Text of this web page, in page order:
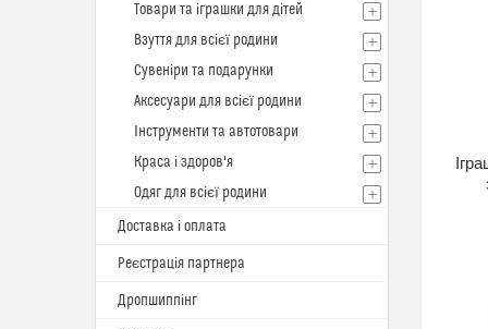
Товари та іграшки для дітей
Взуття для всієї родини
Сувеніри та подарунки
Аксесуари для всієї родини
Інструменти та автотовари
Краса і здоров'я
Одяг для всієї родини
Доставка і оплата
Реєстрація партнера
Дропшиппінг